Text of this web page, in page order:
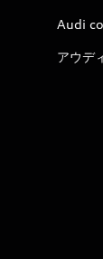
Audi
アウデ